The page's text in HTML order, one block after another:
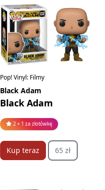
Pop! Vinyl: Filmy
Black Adam
Black Adam
2 + 1 za złotówkę
Kup teraz 65 zł